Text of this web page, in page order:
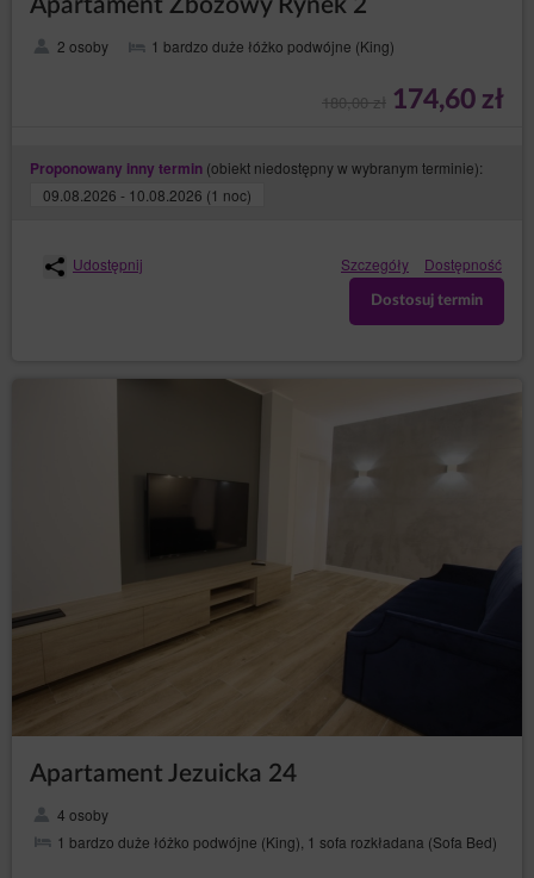
Apartament Zbożowy Rynek 2
2 osoby 1 bardzo duże łóżko podwójne (King)
180,00 zł 174,60 zł
Proponowany inny termin (obiekt niedostępny w wybranym terminie):
09.08.2026 - 10.08.2026 (1 noc)
Udostępnij Szczegóły Dostępność
Dostosuj termin
Apartament Jezuicka 24
4 osoby
1 bardzo duże łóżko podwójne (King), 1 sofa rozkładana (Sofa Bed)